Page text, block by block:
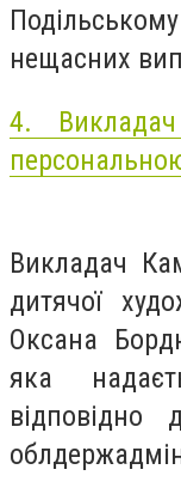
нещасних
4.
Викладач
дитячої
Оксана
яка
відповідно